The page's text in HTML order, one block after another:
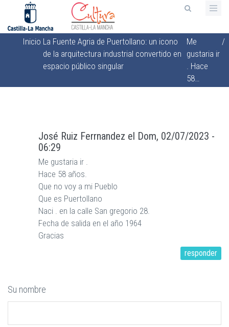
contenido
principal
Sobrescribir
enlaces
navegación
Inicio La Fuente Agria de Puertollano: un icono
de la arquitectura industrial convertido en
espacio público singular
Me
gustaria ir
. Hace
58…
/
José Ruiz Ferrnandez el Dom, 02/07/2023 -
06:29
Me gustaria ir .
Hace 58 años.
Que no voy a mi Pueblo
Que es Puertollano
Naci . en la calle San gregorio 28.
Fecha de salida en el año 1964
Gracias
responder
Su nombre